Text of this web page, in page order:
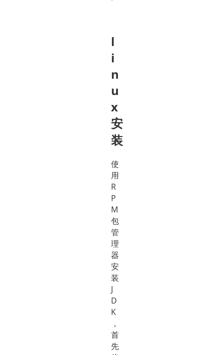
l
i
n
u
x
安
装
使
用
R
P
M
包
管
理
器
安
装
J
D
K
，
首
先